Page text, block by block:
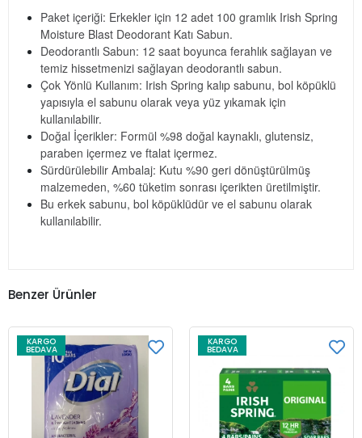
Paket içeriği: Erkekler için 12 adet 100 gramlık Irish Spring
Moisture Blast Deodorant Katı Sabun.
Deodorantlı Sabun: 12 saat boyunca ferahlık sağlayan ve
temiz hissetmenizi sağlayan deodorantlı sabun.
Çok Yönlü Kullanım: Irish Spring kalıp sabunu, bol köpüklü
yapısıyla el sabunu olarak veya yüz yıkamak için
kullanılabilir.
Doğal İçerikler: Formül %98 doğal kaynaklı, glutensiz,
paraben içermez ve ftalat içermez.
Sürdürülebilir Ambalaj: Kutu %90 geri dönüştürülmüş
malzemeden, %60 tüketim sonrası içerikten üretilmiştir.
Bu erkek sabunu, bol köpüklüdür ve el sabunu olarak
kullanılabilir.
Benzer Ürünler
KARGO
BEDAVA
KARGO
BEDAVA